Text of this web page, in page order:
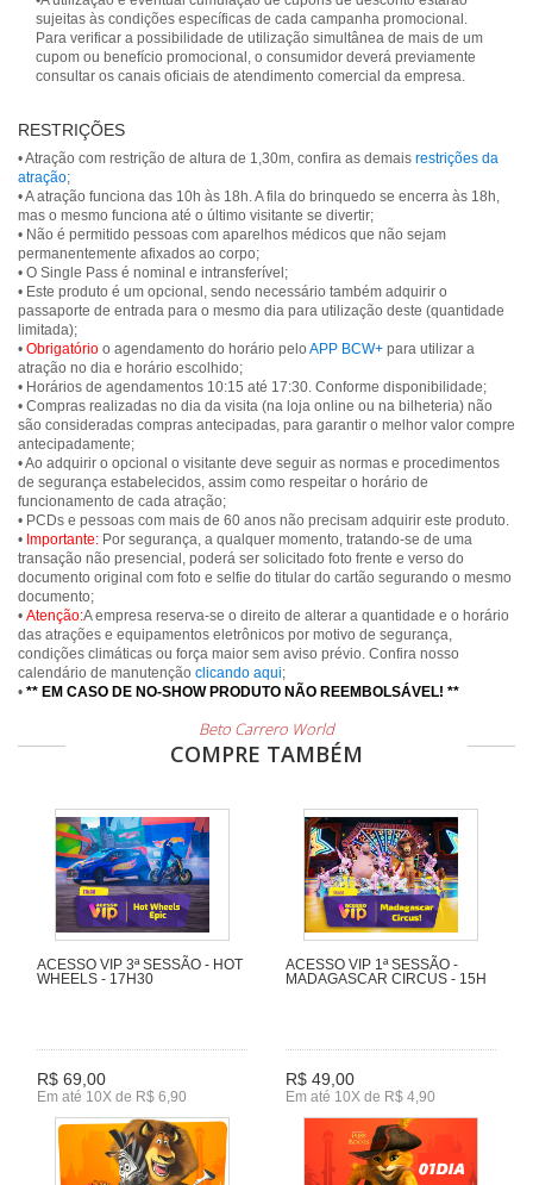
sujeitas às condições específicas de cada campanha promocional.
Para verificar a possibilidade de utilização simultânea de mais de um
cupom ou benefício promocional, o consumidor deverá previamente
consultar os canais oficiais de atendimento comercial da empresa.
RESTRIÇÕES
• Atração com restrição de altura de 1,30m, confira as demais restrições da
atração;
• A atração funciona das 10h às 18h. A fila do brinquedo se encerra às 18h,
mas o mesmo funciona até o último visitante se divertir;
• Não é permitido pessoas com aparelhos médicos que não sejam
permanentemente afixados ao corpo;
• O Single Pass é nominal e intransferível;
• Este produto é um opcional, sendo necessário também adquirir o
passaporte de entrada para o mesmo dia para utilização deste (quantidade
limitada);
• Obrigatório o agendamento do horário pelo APP BCW+ para utilizar a
atração no dia e horário escolhido;
• Horários de agendamentos 10:15 até 17:30. Conforme disponibilidade;
• Compras realizadas no dia da visita (na loja online ou na bilheteria) não
são consideradas compras antecipadas, para garantir o melhor valor compre
antecipadamente;
• Ao adquirir o opcional o visitante deve seguir as normas e procedimentos
de segurança estabelecidos, assim como respeitar o horário de
funcionamento de cada atração;
• PCDs e pessoas com mais de 60 anos não precisam adquirir este produto.
• Importante: Por segurança, a qualquer momento, tratando-se de uma
transação não presencial, poderá ser solicitado foto frente e verso do
documento original com foto e selfie do titular do cartão segurando o mesmo
documento;
• Atenção:A empresa reserva-se o direito de alterar a quantidade e o horário
das atrações e equipamentos eletrônicos por motivo de segurança,
condições climáticas ou força maior sem aviso prévio. Confira nosso
calendário de manutenção clicando aqui;
• ** EM CASO DE NO-SHOW PRODUTO NÃO REEMBOLSÁVEL! **
Beto Carrero World
COMPRE TAMBÉM
ACESSO VIP 3ª SESSÃO - HOT
WHEELS - 17H30
R$ 69,00
Em até 10X de R$ 6,90
ACESSO VIP 1ª SESSÃO -
MADAGASCAR CIRCUS - 15H
R$ 49,00
Em até 10X de R$ 4,90